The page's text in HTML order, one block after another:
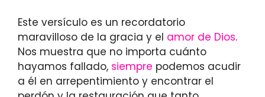
Este versículo es un recordatorio
maravilloso de la gracia y el amor de Dios.
Nos muestra que no importa cuánto
hayamos fallado, siempre podemos acudir
a él en arrepentimiento y encontrar el